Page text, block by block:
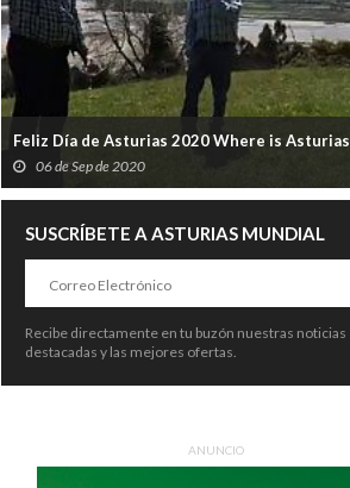
Feliz Día de Asturias 2020 Where is Asturias
06 de Sep de 2020
SUSCRÍBETE A ASTURIAS MUNDIAL
Recibe directamente en tu buzón nuestras noticias
destacadas y las mejores ofertas.
ANUNCIO